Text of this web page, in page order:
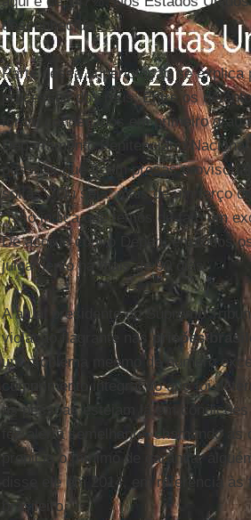
desconhecida.
Parte dessa superlotação se explica
processos dos réus. Entre os
foram condenados em primeiro grau
Departamento Penitenciário Nacional (
pessoas que ficam presas
soltas”. Ou seja, mais de um terço
“Isso indica que temos de fato um
De acordo com o Depen, em todos
julgamento há mais de 90 dias.
A atual presidente do Supremo
violação flagrante nas prisões
um problema mesmo de número
cumprimento integral ao que foi
as pessoas estejam lá em condições
fez alerta semelhante, chamando
propicia o mínimo de garantia,
disse ele em 2014, em referência
brasileiro.